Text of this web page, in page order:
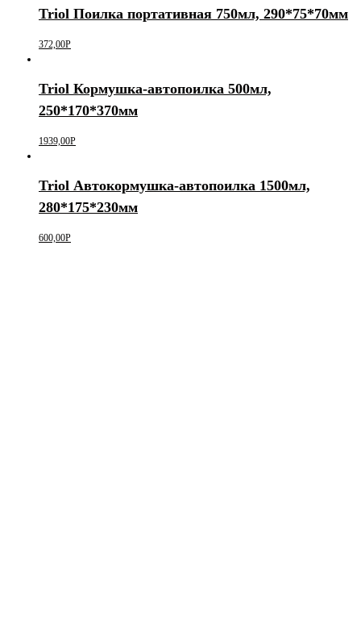
Triol Поилка портативная 750мл, 290*75*70мм
372,00Р
Triol Кормушка-автопоилка 500мл,
250*170*370мм
1939,00Р
Triol Автокормушка-автопоилка 1500мл,
280*175*230мм
600,00Р